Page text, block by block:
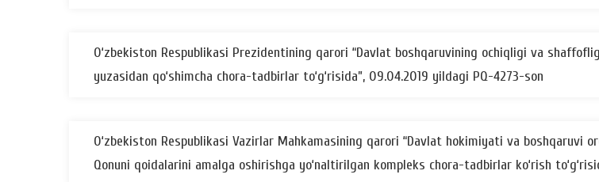
O‘zbekiston Respublikasi Prezidentining qarori “Davlat boshqaruvining ochiqligi va
yuzasidan qo‘shimcha chora-tadbirlar to‘g‘risida”, 09.04.2019 yildagi PQ-4273-son
O‘zbekiston Respublikasi Vazirlar Mahkamasining qarori “Davlat hokimiyati va boshqaruvi
Qonuni qoidalarini amalga oshirishga yo‘naltirilgan kompleks chora-tadbirlar ko‘rish